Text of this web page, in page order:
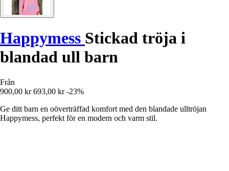
Happymess Stickad tröja i
blandad ull barn
Från
900,00 kr 693,00 kr -23%
Ge ditt barn en oöverträffad komfort med den blandade ulltröjan
Happymess, perfekt för en modern och varm stil.